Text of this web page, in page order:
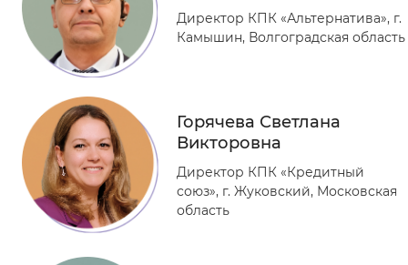
Директор КПК «Альтернатива», г.
Камышин, Волгоградская область
Горячева Светлана
Викторовна
Директор КПК «Кредитный
союз», г. Жуковский, Московская
область